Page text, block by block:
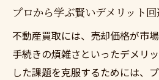
プロから学ぶ賢いデメリット
不動産買取には、売却価格が市
手続きの煩雑さといったデメリ
した課題を克服するためには、